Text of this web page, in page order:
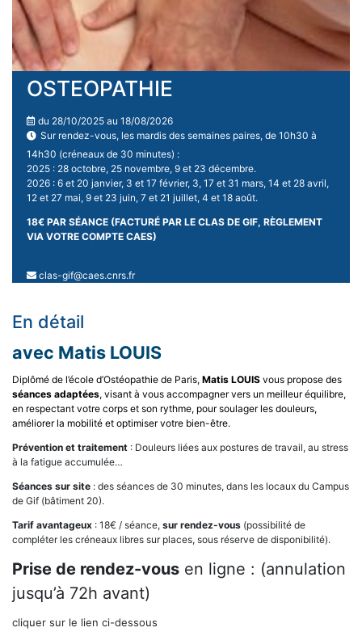
OSTEOPATHIE
du 28/10/2025 au 18/08/2026
Sur rendez-vous, les mardis des semaines paires, de 10h30 à
14h30 (créneaux de 30 minutes) :
2025 : 28 octobre, 25 novembre, 9 et 23 décembre.
2026 : 6 et 20 janvier, 3 et 17 février, 3, 17 et 31 mars, 14 et 28 avril,
12 et 27 mai, 9 et 23 juin, 7 et 21 juillet, 4 et 18 août.
18€ PAR SÉANCE (FACTURÉ PAR LE CLAS DE GIF, RÈGLEMENT
VIA VOTRE COMPTE CAES)
clas-gif@caes.cnrs.fr
En détail
avec Matis LOUIS
Diplômé de l’école d’Ostéopathie de Paris, Matis LOUIS vous propose des
séances adaptées, visant à vous accompagner vers un meilleur équilibre,
en respectant votre corps et son rythme, pour soulager les douleurs,
améliorer la mobilité et optimiser votre bien-être.
Prévention et traitement : Douleurs liées aux postures de travail, au stress
à la fatigue accumulée…
Séances sur site : des séances de 30 minutes, dans les locaux du Campus
de Gif (bâtiment 20).
Tarif avantageux : 18€ / séance, sur rendez-vous (possibilité de
compléter les créneaux libres sur places, sous réserve de disponibilité).
Prise de rendez-vous en ligne : (annulation
jusqu’à 72h avant)
cliquer sur le lien ci-dessous